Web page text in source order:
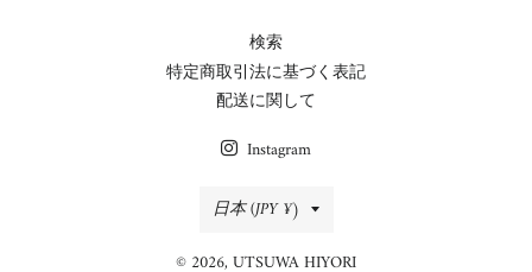
検索
特定商取引法に基づく表記
配送に関して
Instagram
国/
地
日本 (JPY ¥)
© 2026, UTSUWA HIYORI